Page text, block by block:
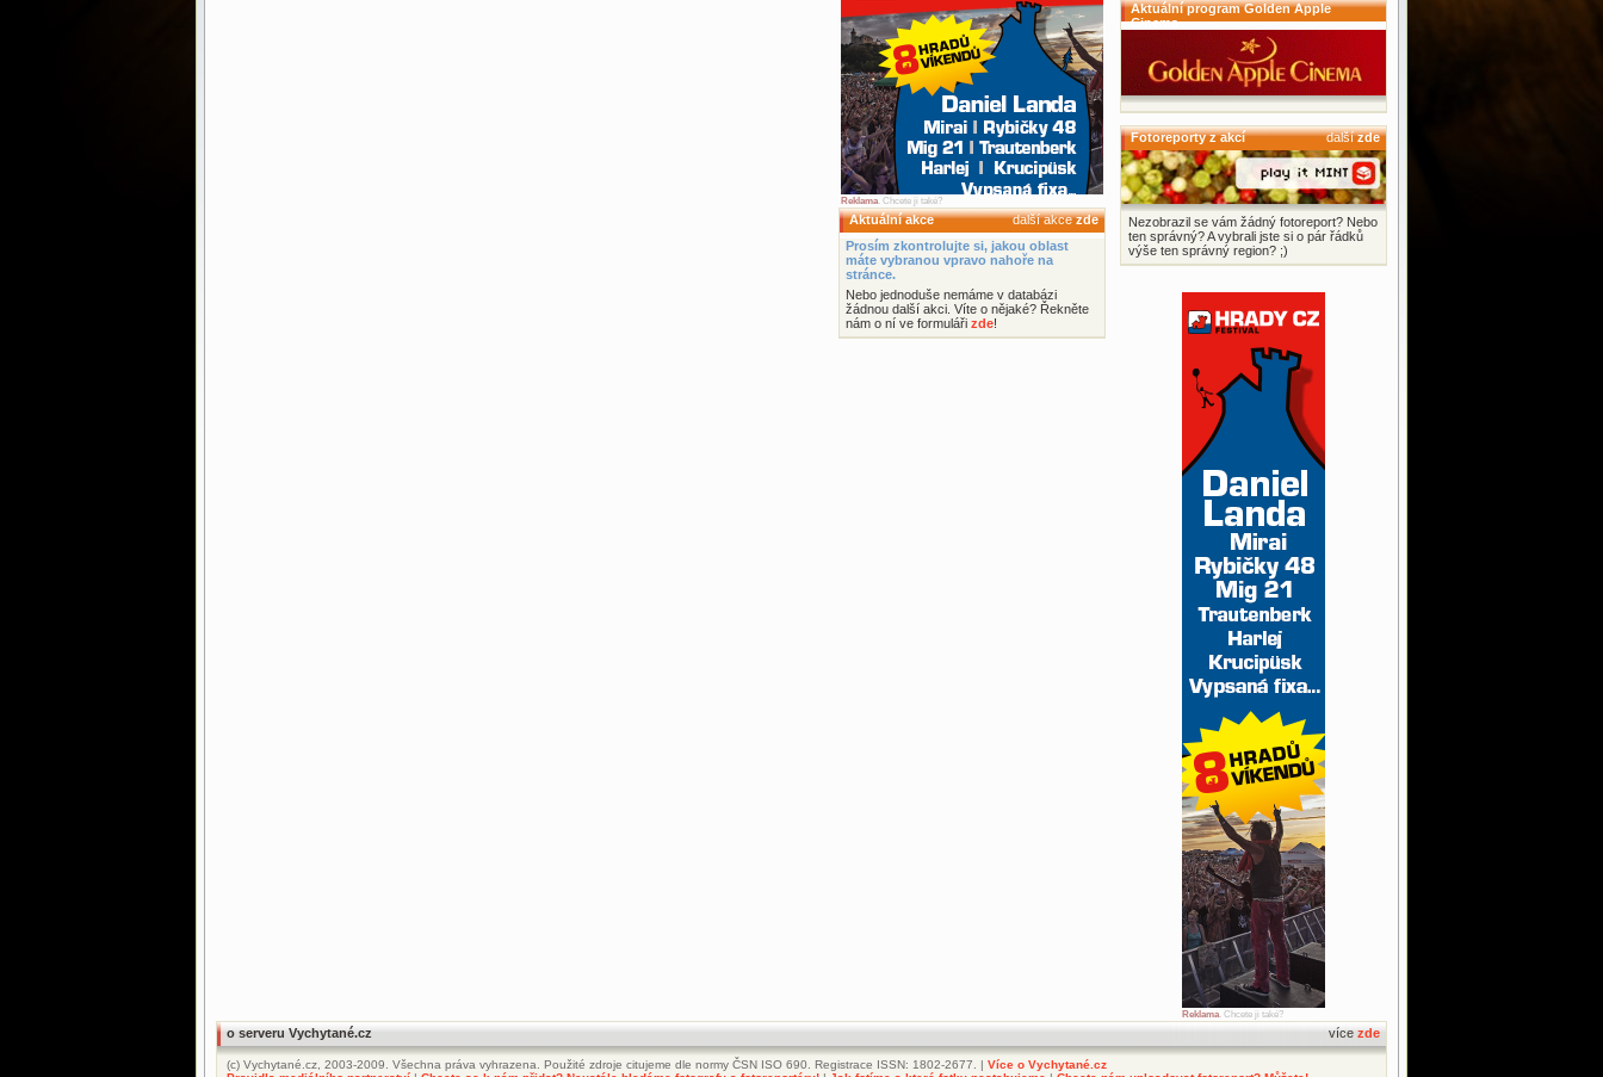
Reklama. Chcete ji také?
Aktuální akce další akcezde
Prosím zkontrolujte si, jakou oblast
máte vybranou vpravo nahoře na
stránce.
Nebo jednoduše nemáme v databázi
žádnou další akci. Víte o nějaké? Řekněte
nám o ní ve formuláři zde!
Aktuální program Golden Apple
Cinema
Fotoreporty z akcí dalšízde
Nezobrazil se vám žádný fotoreport? Nebo
ten správný? A vybrali jste si o pár řádků
výše ten správný region? ;)
Reklama. Chcete ji také?
o serveru Vychytané.cz více zde
(c) Vychytané.cz, 2003-2009. Všechna práva vyhrazena. Použité zdroje citujeme dle normy ČSN ISO 690. Registrace ISSN: 1802-2677. | Více o Vychytané.cz